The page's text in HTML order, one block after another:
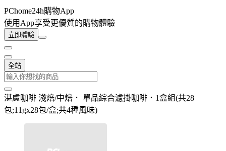
PChome24h購物App
使用App享受更優質的購物體驗
立即體驗
全站
湛盧咖啡 淺焙/中焙． 單品綜合濾掛咖啡．1盒組(共28
包;11gx28包/盒;共4種風味)